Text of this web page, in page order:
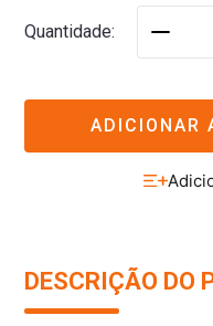
Quantidade
ADICIONAR
DESCRIÇÃO DO